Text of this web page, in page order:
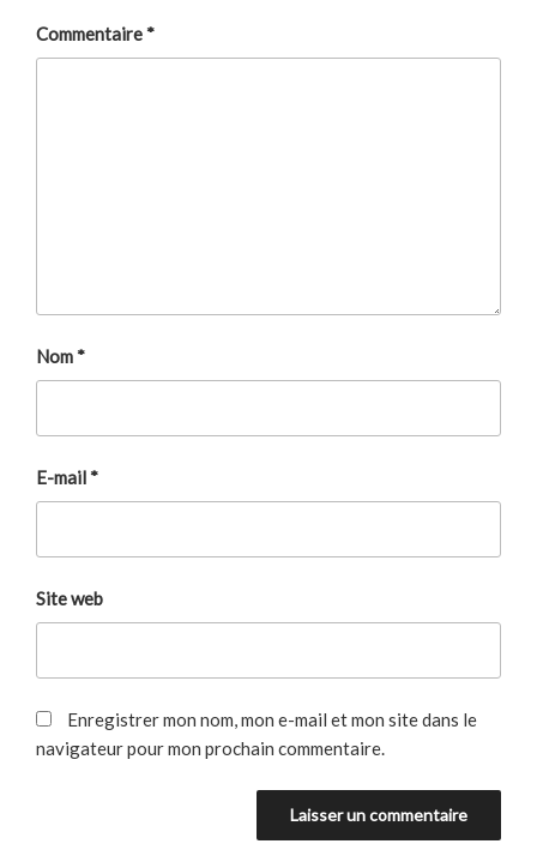
Commentaire*
Nom*
E-mail*
Site web
Enregistrer mon nom, mon e-mail et mon site dans le
navigateur pour mon prochain commentaire.